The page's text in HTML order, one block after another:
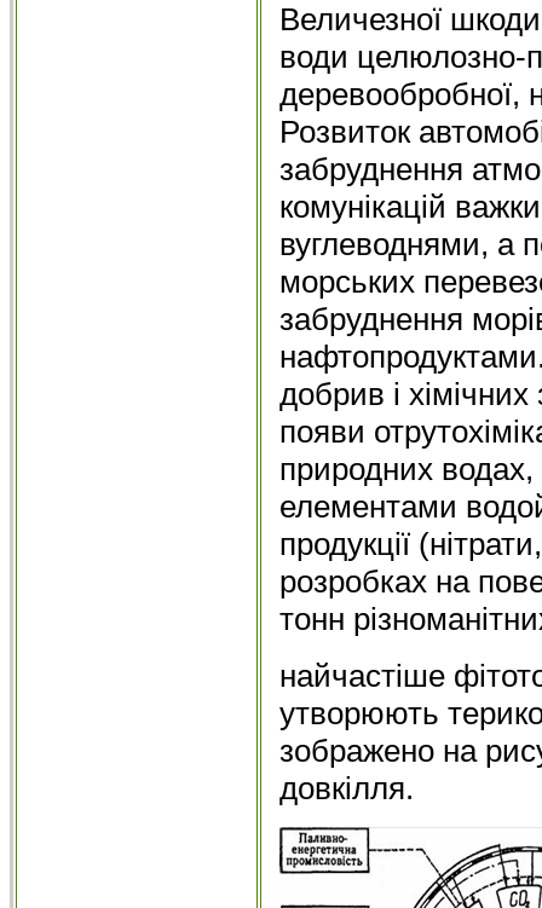
Величезної
води целюлозно-
деревообробної,
Розвиток
забруднення
комунікацій
вуглеводнями, а
морських
забруднення
добрив і
появи
природних
елементами
продукції
розробках на
тонн
найчастіше
утворюють
зображено на
довкілля.